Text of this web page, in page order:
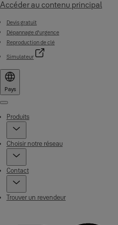
Accéder au contenu principal
Devis gratuit
Dépannage d'urgence
Reproduction de clé
Simulateur
Pays
Menu
Produits
Choisir notre réseau
Contact
Trouver un revendeur